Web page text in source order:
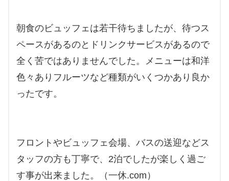
朝食のビュッフェは若干待ちましたが、待つス
ペースがあるのとドリンクサービスがあるので
全く苦ではありませんでした。メニューは和洋
色々ありフルーツなど種類がいくつかあり良か
ったです。
フロントやビュッフェ会場、バスの送迎などス
タッフの方も丁寧で、2泊でしたが楽しく過ご
す事が出来ました。（一休.com）